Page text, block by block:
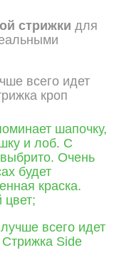
стрижки для
шапочку,
и лоб. С
Очень
будет
краска.